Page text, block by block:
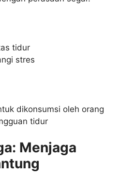
tidur
stres
dikonsumsi oleh orang
tidur
Menjaga